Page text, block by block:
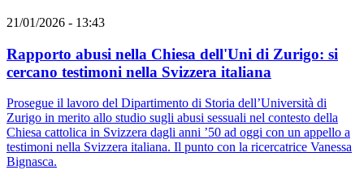
21/01/2026 - 13:43
Rapporto abusi nella Chiesa dell'Uni di Zurigo: si
cercano testimoni nella Svizzera italiana
Prosegue il lavoro del Dipartimento di Storia dell’Università di
Zurigo in merito allo studio sugli abusi sessuali nel contesto della
Chiesa cattolica in Svizzera dagli anni ’50 ad oggi con un appello a
testimoni nella Svizzera italiana. Il punto con la ricercatrice Vanessa
Bignasca.